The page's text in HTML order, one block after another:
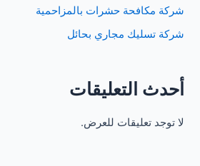
شركة مكافحة حشرات بالمزاحمية
شركة تسليك مجاري بحائل
أحدث التعليقات
لا توجد تعليقات للعرض.